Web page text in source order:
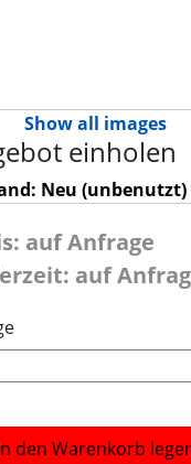
Show all images
einholen
Neu (unbenutzt)
auf Anfrage
auf
den Warenkorb